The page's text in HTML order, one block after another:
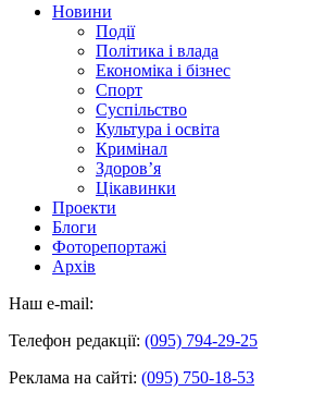
Новини
Події
Політика і влада
Економіка і бізнес
Спорт
Суспільство
Культура і освіта
Кримінал
Здоров’я
Цікавинки
Проекти
Блоги
Фоторепортажі
Архів
Наш e-mail:
Телефон редакції: (095) 794-29-25
Реклама на сайті: (095) 750-18-53